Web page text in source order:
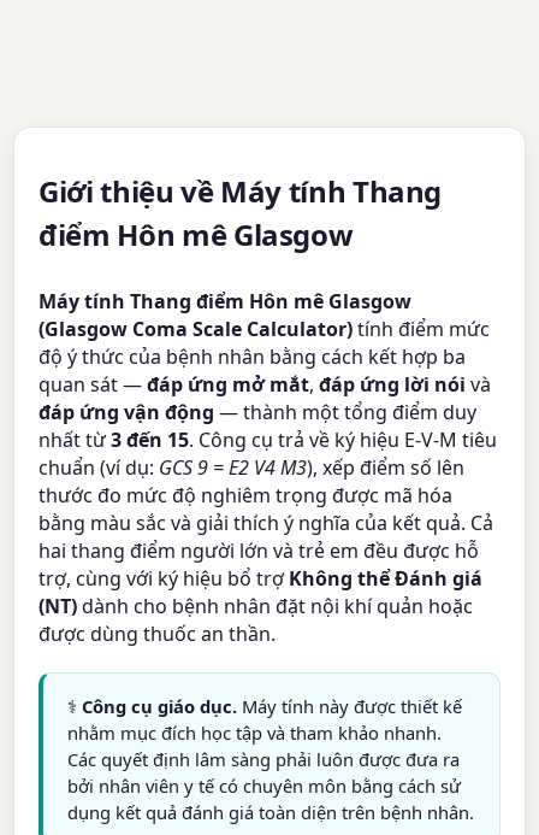
Giới thiệu về Máy tính Thang
điểm Hôn mê Glasgow
Máy tính Thang điểm Hôn mê Glasgow
(Glasgow Coma Scale Calculator)tính điểm mức
độ ý thức của bệnh nhân bằng cách kết hợp ba
quan sát —đáp ứng mở mắt,đáp ứng lời nói và
đáp ứng vận động — thành một tổng điểm duy
nhất từ3 đến 15. Công cụ trả về ký hiệu E-V-M tiêu
chuẩn (ví dụ: GCS 9 = E2 V4 M3), xếp điểm số lên
thước đo mức độ nghiêm trọng được mã hóa
bằng màu sắc và giải thích ý nghĩa của kết quả. Cả
hai thang điểm người lớn và trẻ em đều được hỗ
trợ, cùng với ký hiệu bổ trợKhông thể Đánh giá
(NT)dành cho bệnh nhân đặt nội khí quản hoặc
được dùng thuốc an thần.
⚕️ Công cụ giáo dục. Máy tính này được thiết kế
nhằm mục đích học tập và tham khảo nhanh.
Các quyết định lâm sàng phải luôn được đưa ra
bởi nhân viên y tế có chuyên môn bằng cách sử
dụng kết quả đánh giá toàn diện trên bệnh nhân.